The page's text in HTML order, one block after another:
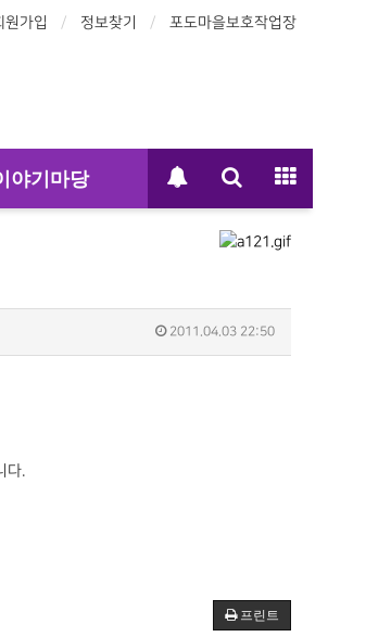
원가입 정보찾기 포도마을보호작업장
야기마당
2011.04.03 22:50
다.
프린트